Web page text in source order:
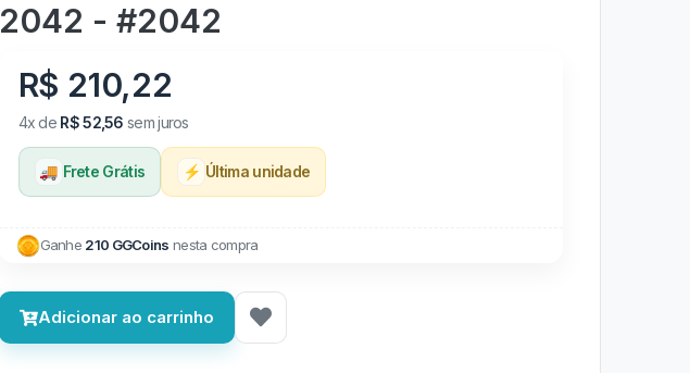
2042 - #2042
R$ 210,22
4x de R$ 52,56 sem juros
🚚 Frete Grátis ⚡ Última unidade
Ganhe 210 GGCoins nesta compra
Adicionar ao carrinho